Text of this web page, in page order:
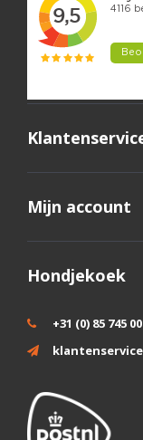
Mijn account
Hondjekoek
+31 (0) 85 745